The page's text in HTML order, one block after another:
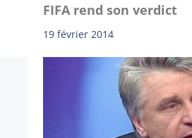
FIFA rend son verdict
19 février 2014